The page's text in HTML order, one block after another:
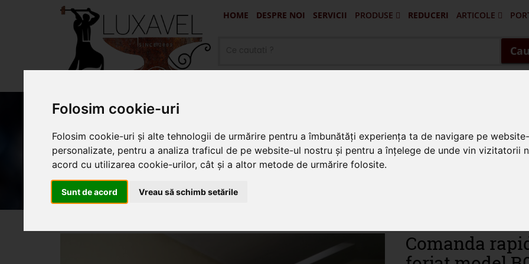
Folosim cookie-uri
Folosim cookie-uri și alte tehnologii de urmărire pentru a îmbunătăți experiența ta de navigare pe
personalizate, pentru a analiza traficul de pe website-ul nostru și pentru a înțelege de unde vin vizitatorii
acord cu utilizarea cookie-urilor, cât și a altor metode de urmărire folosite.
Sunt de acord Vreau să schimb setările
HOME DESPRE NOI SERVICII PRODUSE REDUCERI ARTICOLE
Oferte promotionale si produse din fier forjat
Comanda